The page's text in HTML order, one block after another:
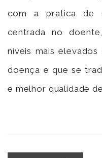
com a pratica de
centrada no
níveis mais
doença e que se
e melhor qualidade